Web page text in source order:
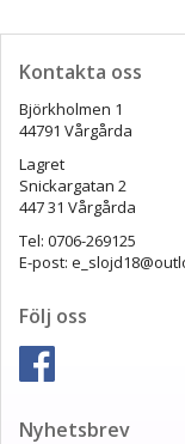
Kontakta oss
Björkholmen 1
44791 Vårgårda
Lagret
Snickargatan 2
447 31 Vårgårda
Tel: 0706-269125
E-post:
Följ oss
Nyhetsbrev